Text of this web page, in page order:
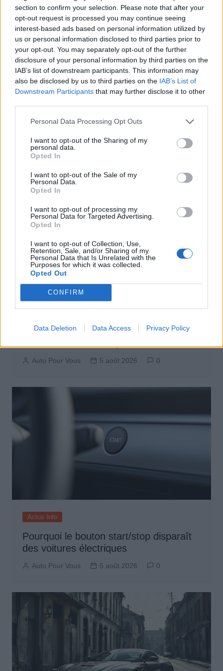
section to confirm your selection. Please note that after your
opt-out request is processed you may continue seeing
interest-based ads based on personal information utilized by
us or personal information disclosed to third parties prior to
your opt-out. You may separately opt-out of the further
disclosure of your personal information by third parties on the
IAB’s list of downstream participants. This information may
also be disclosed by us to third parties on the IAB’s List of
Downstream Participants that may further disclose it to other
Personal Data Processing Opt Outs
I want to opt-out of the Sharing of my
personal data.
Opted In
I want to opt-out of the Sale of my
Personal Data.
Opted In
I want to opt-out of processing my
Personal Data for Targeted Advertising.
Opted In
I want to opt-out of Collection, Use,
Retention, Sale, and/or Sharing of my
Personal Data that Is Unrelated with the
Purposes for which it was collected.
Opted Out
CONFIRM
Data Deletion Data Access Privacy Policy
destination idéale pour un road trip en camping-car,
en découvrant les petits villages, la nature et la
culture locale, loin des grands flux touristiques.
Auto Pour Vous
Navigation
l’article
Précédent
Elon Musk nuirait gravement à Tesla
Auto Pour Vous 5 août 2026 0
Actus Info
Pourquoi le bouton start/stop disparaît
des voitures électriques
Auto Pour Vous 5 août 2026 0